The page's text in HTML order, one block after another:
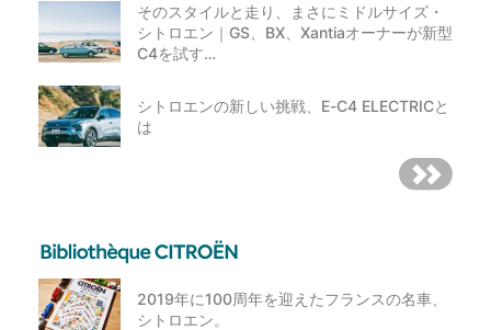
そのスタイルと走り、まさにミドルサイズ・
シトロエン｜GS、BX、Xantiaオーナーが新型
C4を試す…
シトロエンの新しい挑戦、E-C4 ELECTRICと
は
2019年に100周年を迎えたフランスの名車、
シトロエン。